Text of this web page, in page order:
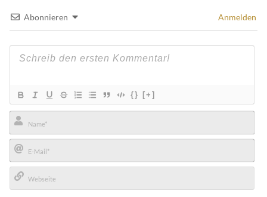
Abonnieren Anmelden
{} [+]
Name*
E-
Mail*